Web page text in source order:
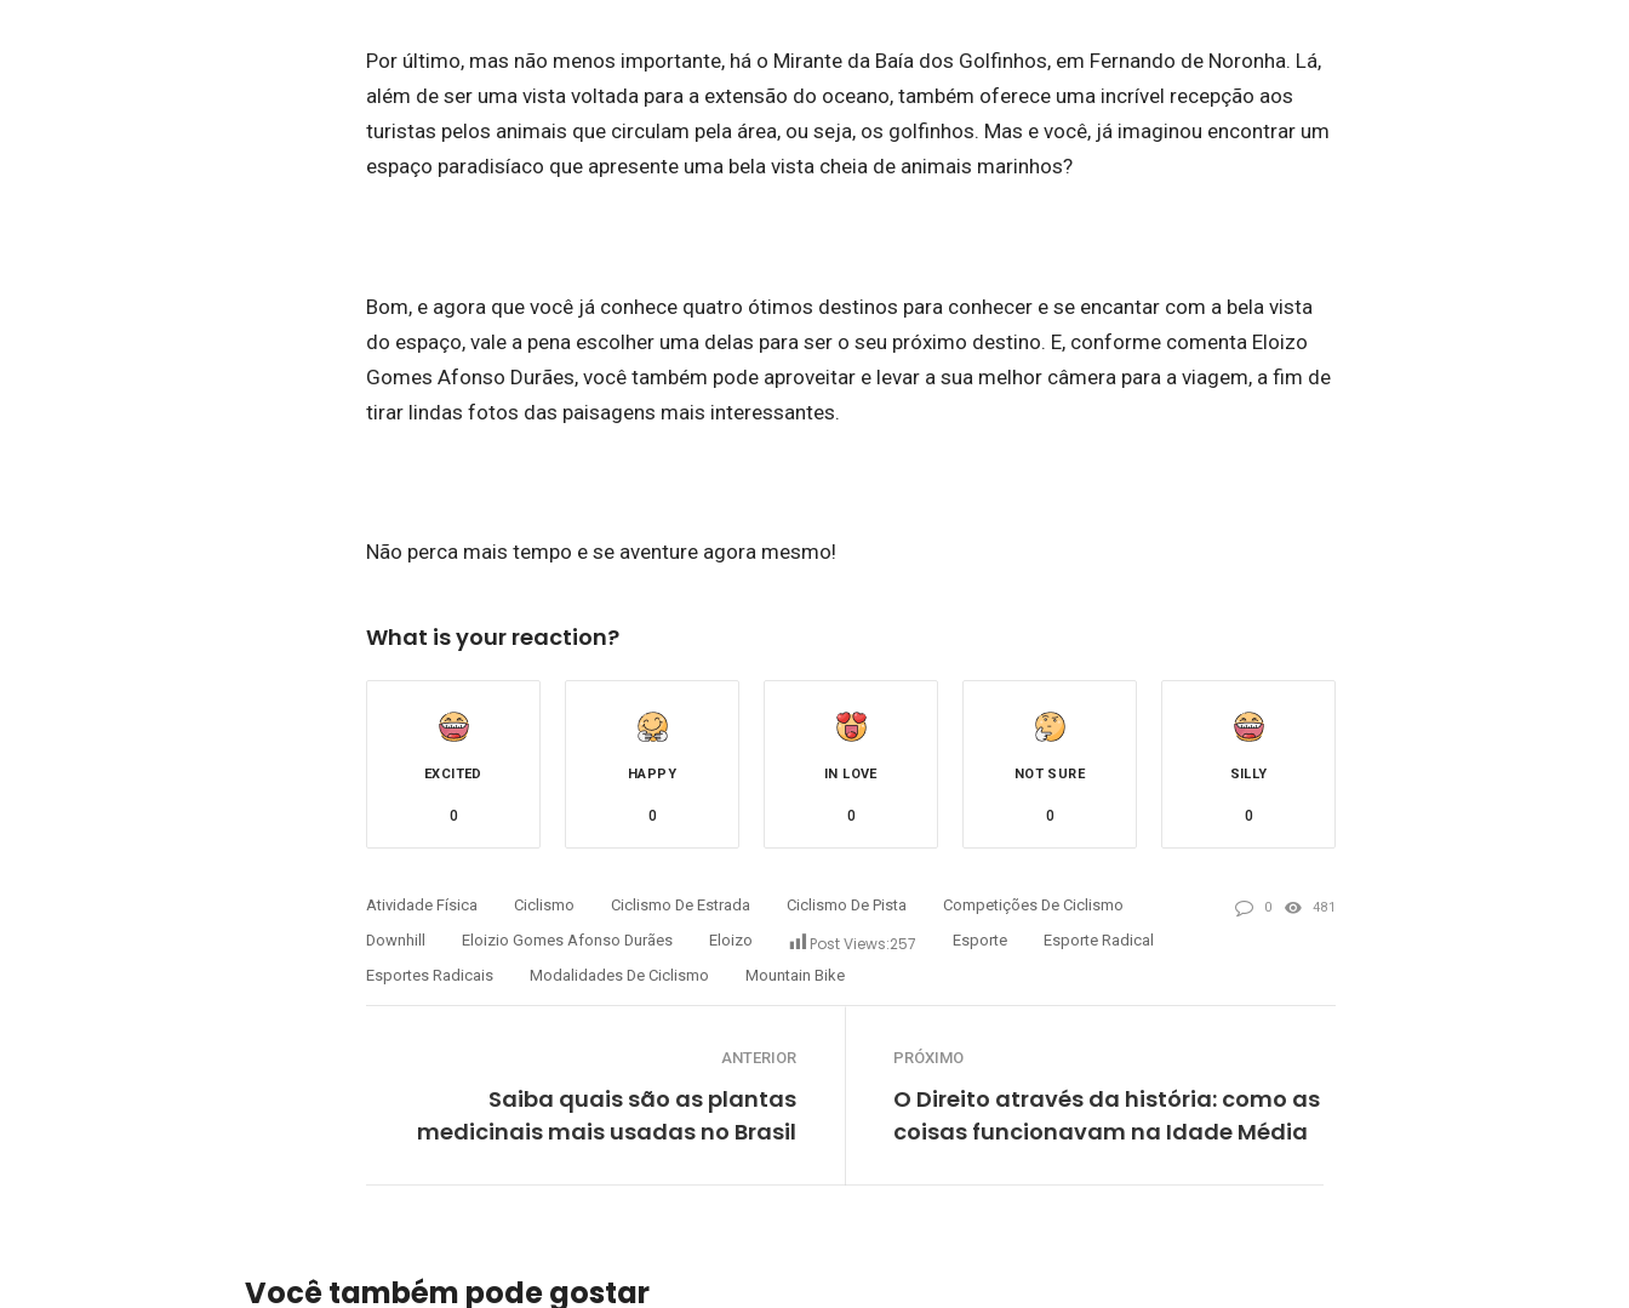
Por último, mas não menos importante, há o Mirante da Baía dos Golfinhos, em Fernando de Noronha. Lá,
além de ser uma vista voltada para a extensão do oceano, também oferece uma incrível recepção aos
turistas pelos animais que circulam pela área, ou seja, os golfinhos. Mas e você, já imaginou encontrar um
espaço paradisíaco que apresente uma bela vista cheia de animais marinhos?
Bom, e agora que você já conhece quatro ótimos destinos para conhecer e se encantar com a bela vista
do espaço, vale a pena escolher uma delas para ser o seu próximo destino. E, conforme comenta Eloizo
Gomes Afonso Durães, você também pode aproveitar e levar a sua melhor câmera para a viagem, a fim de
tirar lindas fotos das paisagens mais interessantes.
Não perca mais tempo e se aventure agora mesmo!
Post Views:257
What is your reaction?
EXCITED
0
HAPPY
0
IN LOVE
0
NOT SURE
0
SILLY
0
Atividade Física Ciclismo Ciclismo De Estrada Ciclismo De Pista
Competições De Ciclismo
Downhill
Eloizio Gomes Afonso Durães Eloizo Gomes Afonso Durães Esporte
Esporte Radical
Esportes Radicais
Modalidades De Ciclismo Mountain Bike
0 481
ANTERIOR
Saiba quais são as plantas
medicinais mais usadas no Brasil
PRÓXIMO
O Direito através da história: como as
coisas funcionavam na Idade Média
Você também pode gostar